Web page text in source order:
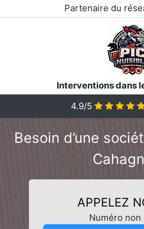
Partenaire du
Interventions dans
4.9/5
Besoin d’une
APPELEZ
Numéro non